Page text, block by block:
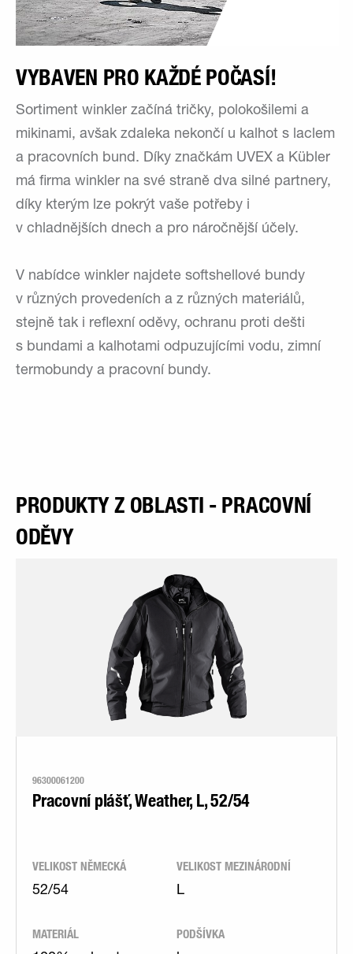
VYBAVEN PRO KAŽDÉ POČASÍ!
Sortiment winkler začíná tričky, polokošilemi a
mikinami, avšak zdaleka nekončí u kalhot s laclem
a pracovních bund. Díky značkám UVEX a Kübler
má firma winkler na své straně dva silné partnery,
díky kterým lze pokrýt vaše potřeby i
v chladnějších dnech a pro náročnější účely.
V nabídce winkler najdete softshellové bundy
v různých provedeních a z různých materiálů,
stejně tak i reflexní oděvy, ochranu proti dešti
s bundami a kalhotami odpuzujícími vodu, zimní
termobundy a pracovní bundy.
PRODUKTY Z OBLASTI - PRACOVNÍ
ODĚVY
96300061200
Pracovní plášť, Weather, L, 52/54
VELIKOST NĚMECKÁ
52/54
VELIKOST MEZINÁRODNÍ
L
MATERIÁL PODŠÍVKA